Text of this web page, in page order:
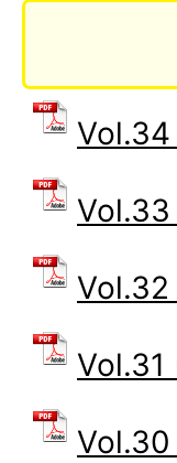
Vol.34
Vol.33
Vol.32
Vol.31
Vol.30